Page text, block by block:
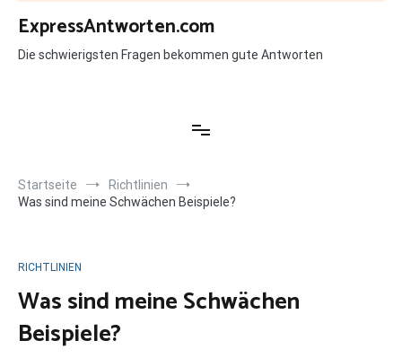
Zum
Inhalt
springen
ExpressAntworten.com
Die schwierigsten Fragen bekommen gute Antworten
Startseite
Richtlinien
Was sind meine Schwächen Beispiele?
RICHTLINIEN
Was sind meine Schwächen
Beispiele?